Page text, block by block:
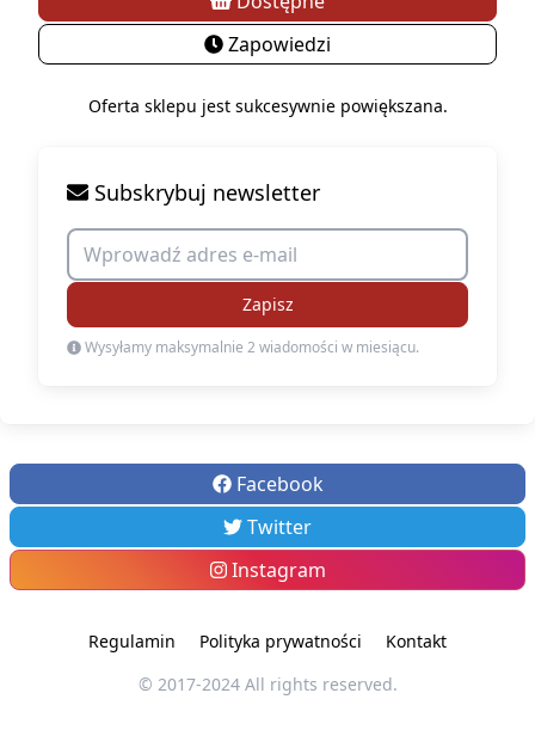
Zapowiedzi
Oferta sklepu jest sukcesywnie powiększana.
Subskrybuj newsletter
Zapisz
Wysyłamy maksymalnie 2 wiadomości w miesiącu.
Facebook
Twitter
Instagram
Regulamin Polityka prywatności
Kontakt
© 2017-2024 All rights reserved.